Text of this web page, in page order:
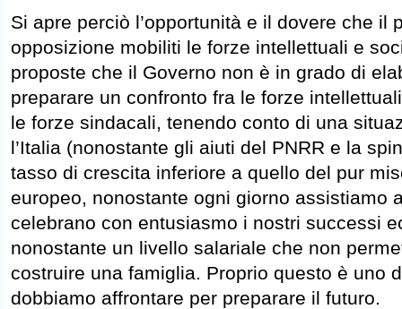
Si apre perciò l’opportunità e il dovere che il
opposizione mobiliti le forze intellettuali e
proposte che il Governo non è in grado di
preparare un confronto fra le forze
le forze sindacali, tenendo conto di una
l’Italia (nonostante gli aiuti del PNRR e la
tasso di crescita inferiore a quello del pur
europeo, nonostante ogni giorno assistiamo
celebrano con entusiasmo i nostri successi
nonostante un livello salariale che non
costruire una famiglia. Proprio questo è uno
dobbiamo affrontare per preparare il futuro.